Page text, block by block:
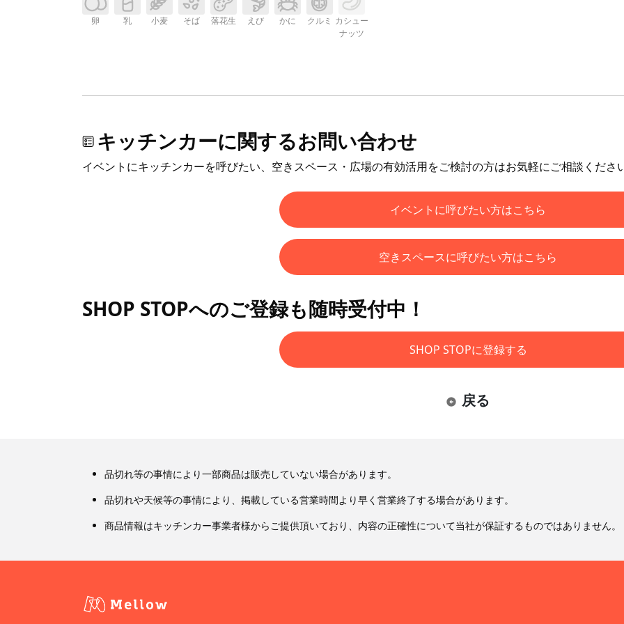
卵 乳 小麦 そば 落花生 えび かに クルミ カシュー
ナッツ
キッチンカーに関するお問い合わせ
イベントにキッチンカーを呼びたい、空きスペース・広場の有効活用をご検討の方はお気軽にご相談くださ
イベントに呼びたい方はこちら
空きスペースに呼びたい方はこちら
SHOP STOPへのご登録も随時受付中！
SHOP STOPに登録する
戻る
品切れ等の事情により一部商品は販売していない場合があります。
品切れや天候等の事情により、掲載している営業時間より早く営業終了する場合があります。
商品情報はキッチンカー事業者様からご提供頂いており、内容の正確性について当社が保証するものではありません。